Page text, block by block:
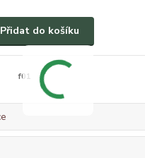
Přidat do košíku
f01